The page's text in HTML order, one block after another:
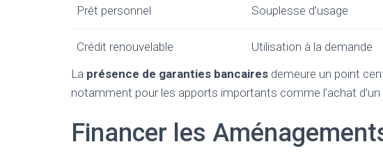
Prêt personnel Souplesse d’usage
Crédit renouvelable Utilisation à la demande
La présence de garanties bancaires demeure un point
notamment pour les apports importants comme l’achat
Financer les